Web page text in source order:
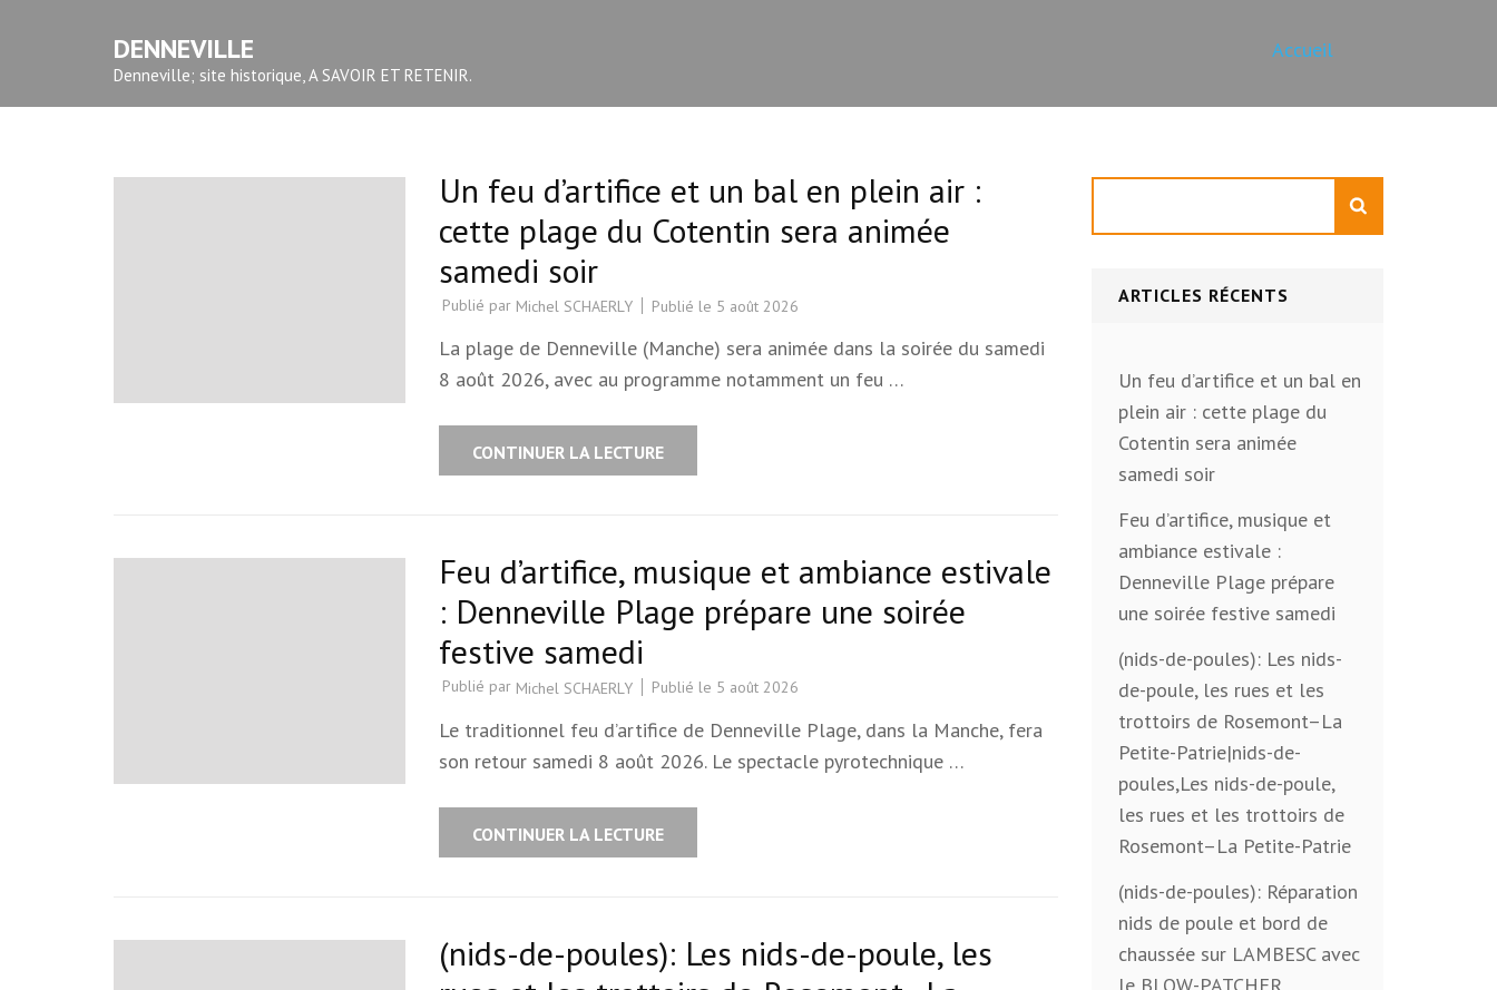
(Pressez
DENNEVILLE
Denneville; site historique, A SAVOIR ET RETENIR.
Accueil
Un feu d’artifice et un bal en plein air :
cette plage du Cotentin sera animée
samedi soir
Publié par Michel SCHAERLY Publié le 5 août 2026
La plage de Denneville (Manche) sera animée dans la soirée du samedi
8 août 2026, avec au programme notamment un feu …
CONTINUER LA LECTURE
Feu d’artifice, musique et ambiance estivale
: Denneville Plage prépare une soirée
festive samedi
Publié par Michel SCHAERLY Publié le 5 août 2026
Le traditionnel feu d’artifice de Denneville Plage, dans la Manche, fera
son retour samedi 8 août 2026. Le spectacle pyrotechnique …
CONTINUER LA LECTURE
(nids-de-poules): Les nids-de-poule, les
ARTICLES RÉCENTS
Un feu d’artifice et un bal en
plein air : cette plage du
Cotentin sera animée
samedi soir
Feu d’artifice, musique et
ambiance estivale :
Denneville Plage prépare
une soirée festive samedi
(nids-de-poules): Les nids-
de-poule, les rues et les
trottoirs de Rosemont–La
Petite-Patrie|nids-de-
poules,Les nids-de-poule,
les rues et les trottoirs de
Rosemont–La Petite-Patrie
(nids-de-poules): Réparation
nids de poule et bord de
chaussée sur LAMBESC avec